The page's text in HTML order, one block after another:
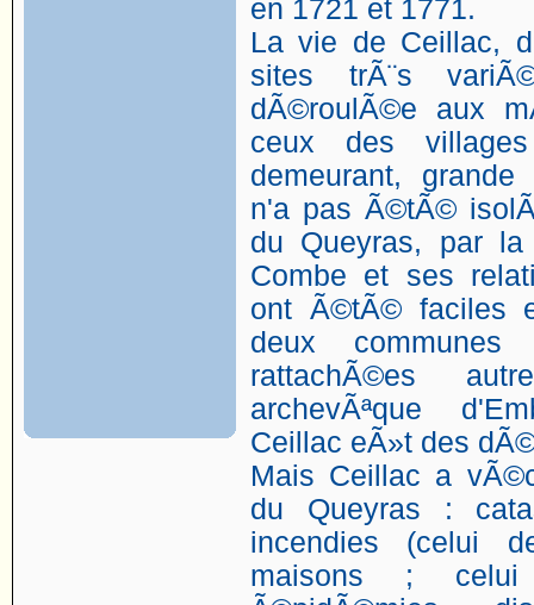
en 1721 et 1771.
La vie de Ceillac,
sites trÃ¨s
dÃ©roulÃ©e aux
ceux des
demeurant,
n'a pas Ã©tÃ©
du Queyras, par
Combe et ses
ont Ã©tÃ© faciles
deux communes
rattachÃ©es
archevÃªque
Ceillac eÃ»t des
Mais Ceillac a
du Queyras :
incendies (celui
maisons ;